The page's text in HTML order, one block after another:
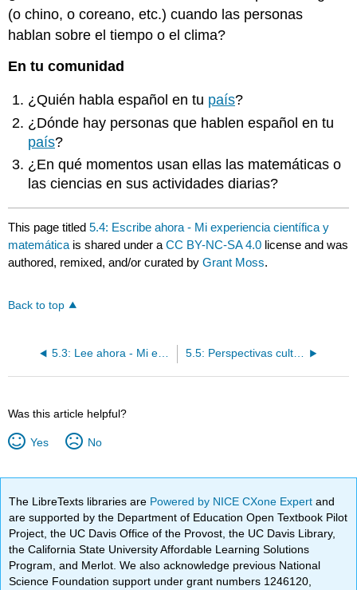
(o chino, o coreano, etc.) cuando las personas
hablan sobre el tiempo o el clima?
En tu comunidad
¿Quién habla español en tu país?
¿Dónde hay personas que hablen español en tu
país?
¿En qué momentos usan ellas las matemáticas o
las ciencias en sus actividades diarias?
This page titled5.4: Escribe ahora - Mi experiencia científica y
matemática is shared under aCC BY-NC-SA 4.0 license and was
authored, remixed, and/or curated byGrant Moss.
Back to top
5.3: Lee ahora - Mi experiencia científica y matemática 5.5: Perspectivas culturales ahora - Mi experiencia científica y matemática
Was this article helpful?
Yes No
The LibreTexts libraries are Powered by NICE CXone Expertand
are supported by the Department of Education Open Textbook Pilot
Project, the UC Davis Office of the Provost, the UC Davis Library,
the California State University Affordable Learning Solutions
Program, and Merlot. We also acknowledge previous National
Science Foundation support under grant numbers 1246120,